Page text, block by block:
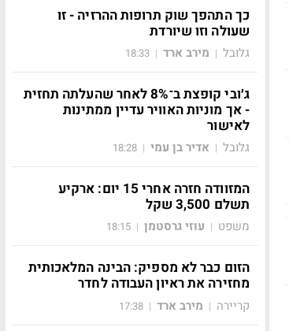
כך התהפך שוק תרופות ההרזיה - זו
שעולה וזו שיורדת
גלובל | מירב ארד |
18:33
ג׳ובי קופצת ב־8% לאחר שהעלתה תחזית
- אך מוניות האוויר עדיין ממתינות
לאישור
גלובל | אדיר בן עמי |
18:28
המזוודה חזרה אחרי 15 יום: ארקיע
תשלם 3,500 שקל
משפט | עוזי גרסטמן |
18:15
הזום כבר לא מספיק: הבינה המלאכותית
מחזירה את ראיון העבודה לחדר
קריירה | מירב ארד |
17:38